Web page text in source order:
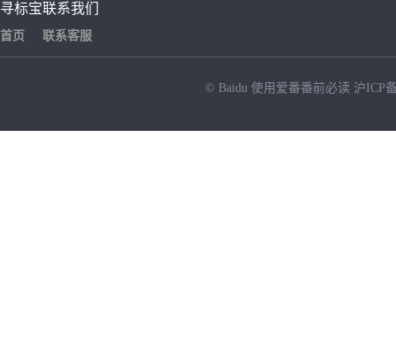
寻标宝
首页
联系我们
联系客服
© Baidu 使用爱番番前必读 沪ICP